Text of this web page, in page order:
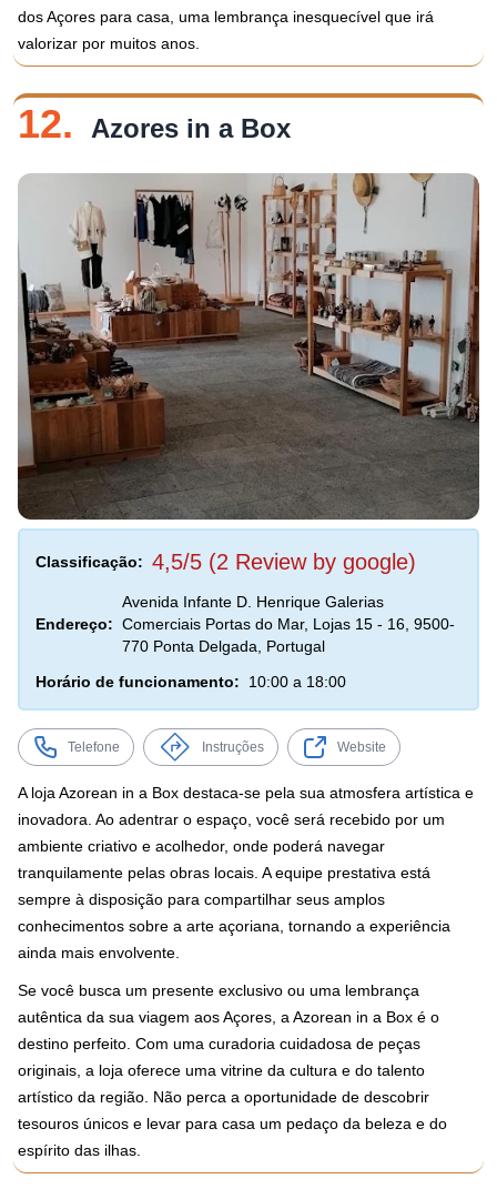
dos Açores para casa, uma lembrança inesquecível que irá
valorizar por muitos anos.
12. Azores in a Box
Classificação: 4,5/5 (2 Review by google)
Endereço:
Avenida Infante D. Henrique Galerias
Comerciais Portas do Mar, Lojas 15 - 16, 9500-
770 Ponta Delgada, Portugal
Horário de funcionamento:
10:00 a 18:00
Telefone Instruções Website
A loja Azorean in a Box destaca-se pela sua atmosfera artística e
inovadora. Ao adentrar o espaço, você será recebido por um
ambiente criativo e acolhedor, onde poderá navegar
tranquilamente pelas obras locais. A equipe prestativa está
sempre à disposição para compartilhar seus amplos
conhecimentos sobre a arte açoriana, tornando a experiência
ainda mais envolvente.
Se você busca um presente exclusivo ou uma lembrança
autêntica da sua viagem aos Açores, a Azorean in a Box é o
destino perfeito. Com uma curadoria cuidadosa de peças
originais, a loja oferece uma vitrine da cultura e do talento
artístico da região. Não perca a oportunidade de descobrir
tesouros únicos e levar para casa um pedaço da beleza e do
espírito das ilhas.